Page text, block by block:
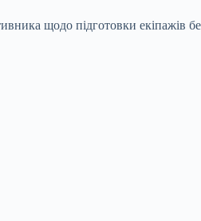
щодо підготовки екіпажів